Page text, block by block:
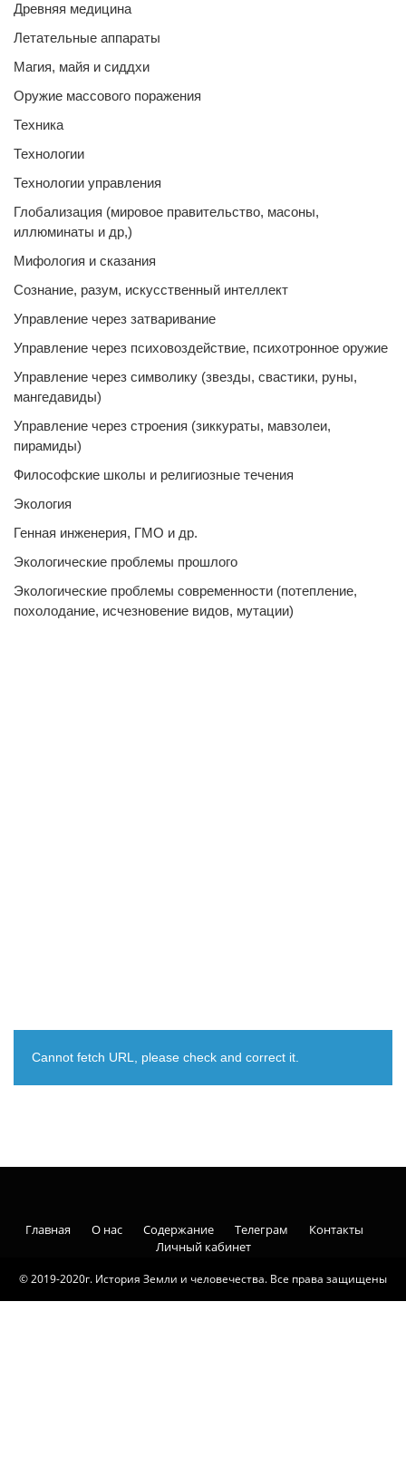
Древняя медицина
Летательные аппараты
Магия, майя и сиддхи
Оружие массового поражения
Техника
Технологии
Технологии управления
Глобализация (мировое правительство, масоны,
иллюминаты и др,)
Мифология и сказания
Сознание, разум, искусственный интеллект
Управление через затваривание
Управление через психовоздействие, психотронное оружие
Управление через символику (звезды, свастики, руны,
мангедавиды)
Управление через строения (зиккураты, мавзолеи,
пирамиды)
Философские школы и религиозные течения
Экология
Генная инженерия, ГМО и др.
Экологические проблемы прошлого
Экологические проблемы современности (потепление,
похолодание, исчезновение видов, мутации)
Cannot fetch URL, please check and correct it.
© 2019-2020г. История Земли и человечества. Все права защищены
Главная О нас Содержание Телеграм
Контакты
Личный кабинет